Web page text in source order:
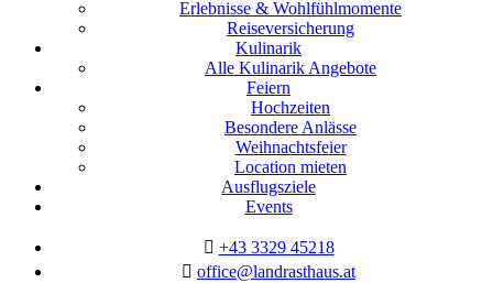
Erlebnisse & Wohlfühlmomente
Reiseversicherung
Kulinarik
Alle Kulinarik Angebote
Feiern
Hochzeiten
Besondere Anlässe
Weihnachtsfeier
Location mieten
Ausflugsziele
Events
+43 3329 45218
office@landrasthaus.at